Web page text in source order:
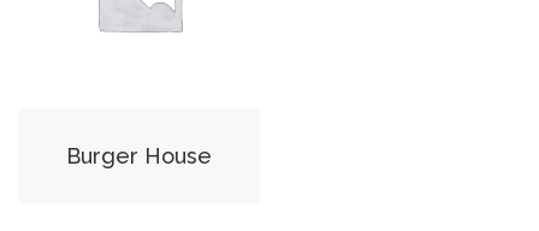
Burger House